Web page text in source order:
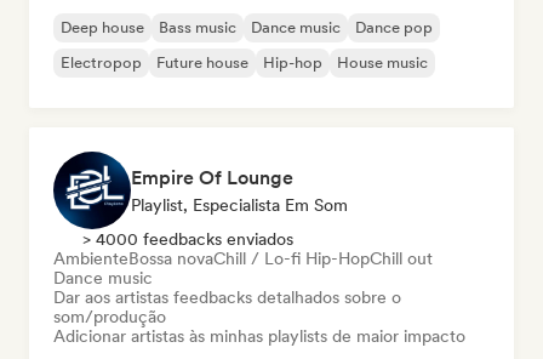
Deep house Bass music Dance music
Dance pop
Electropop
Future house Hip-hop House music
Empire Of Lounge
Playlist, Especialista Em Som
> 4000 feedbacks enviados
AmbienteBossa novaChill / Lo-fi Hip-HopChill out
Dance music
Dar aos artistas feedbacks detalhados sobre o
som/produção
Adicionar artistas às minhas playlists de maior impacto